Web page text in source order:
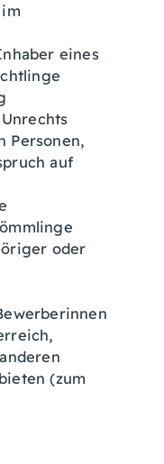
eines
Personen,
auf
oder
(zum